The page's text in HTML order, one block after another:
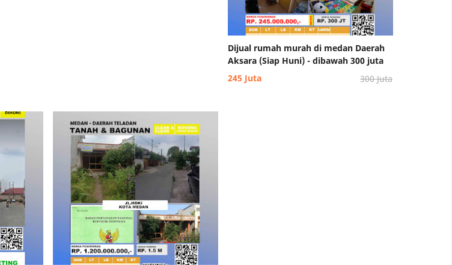
Dijual rumah murah di medan Daerah
Aksara (Siap Huni) - dibawah 300 juta
300 Juta
245 Juta